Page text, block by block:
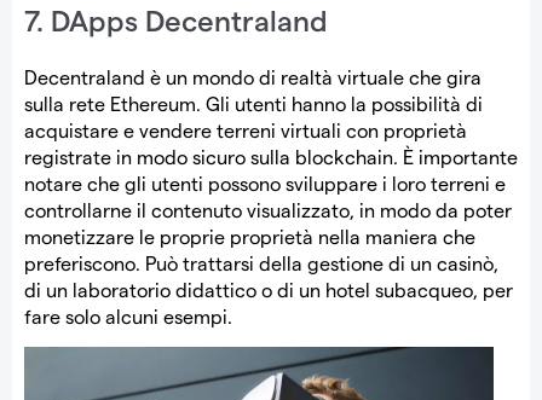
7. DApps Decentraland
Decentraland è un mondo di realtà virtuale che gira
sulla rete Ethereum. Gli utenti hanno la possibilità di
acquistare e vendere terreni virtuali con proprietà
registrate in modo sicuro sulla blockchain. È importante
notare che gli utenti possono sviluppare i loro terreni e
controllarne il contenuto visualizzato, in modo da poter
monetizzare le proprie proprietà nella maniera che
preferiscono. Può trattarsi della gestione di un casinò,
di un laboratorio didattico o di un hotel subacqueo, per
fare solo alcuni esempi.